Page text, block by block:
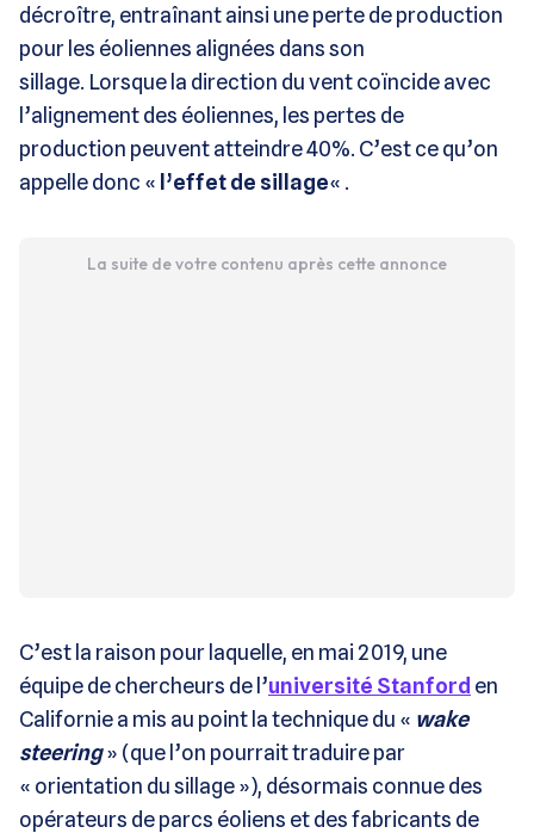
décroître, entraînant ainsi une perte de production
pour les éoliennes alignées dans son
sillage. Lorsque la direction du vent coïncide avec
l’alignement des éoliennes, les pertes de
production peuvent atteindre 40%. C’est ce qu’on
appelle donc « l’effet de sillage« .
La suite de votre contenu après cette annonce
C’est la raison pour laquelle, en mai 2019, une
équipe de chercheurs de l’université Stanford en
Californie a mis au point la technique du « wake
steering» (que l’on pourrait traduire par
« orientation du sillage »), désormais connue des
opérateurs de parcs éoliens et des fabricants de